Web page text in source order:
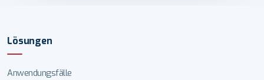
Lösungen
Anwendungsfälle